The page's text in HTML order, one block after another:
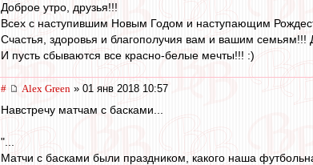
Доброе утро, друзья!!!
Всех с наступившим Новым Годом и наступающим
Счастья, здоровья и благополучия вам и вашим семьям!!!
И пусть сбываются все красно-белые мечты!!! :)
# Alex Green » 01 янв 2018 10:57
Навстречу матчам с басками...
"...
Матчи с басками были праздником, какого наша